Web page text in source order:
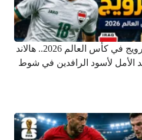
بث مباشر مباراة العراق والنرويج في كأس العالم 2026.. هالاند
الأمل لأسود الرافدين في شوط